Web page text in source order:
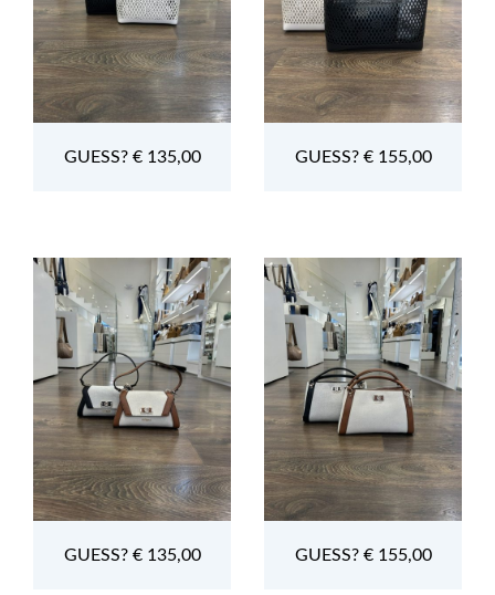
GUESS? € 135,00 GUESS? € 155,00
GUESS? € 135,00 GUESS? € 155,00